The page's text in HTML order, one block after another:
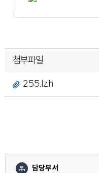
첨부파일
255.lzh
담당부서